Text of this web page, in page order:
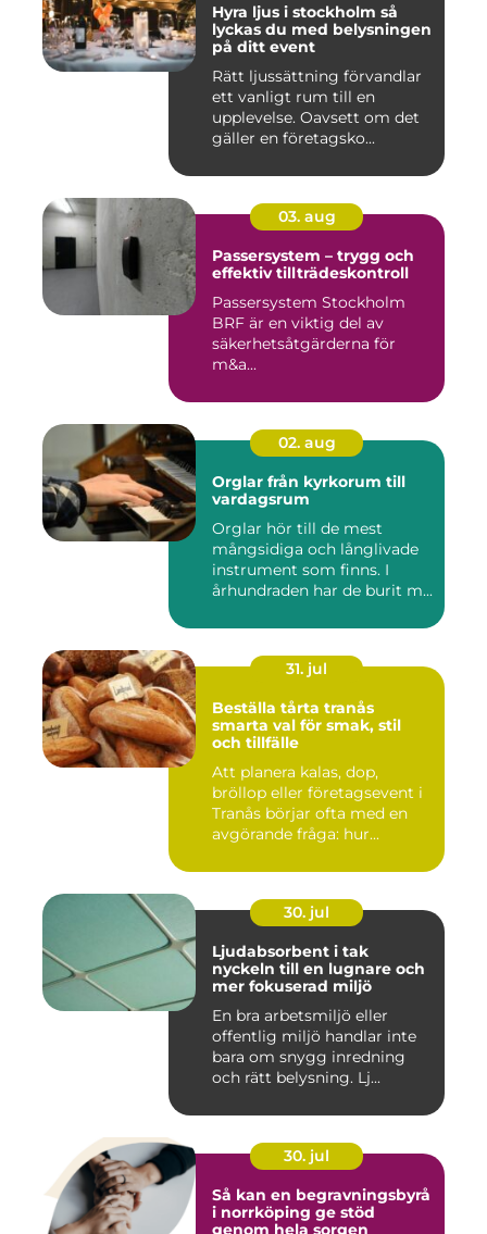
Hyra ljus i stockholm så
lyckas du med belysningen
på ditt event
Rätt ljussättning förvandlar
ett vanligt rum till en
upplevelse. Oavsett om det
gäller en företagsko...
03. aug
Passersystem – trygg och
effektiv tillträdeskontroll
Passersystem Stockholm
BRF är en viktig del av
säkerhetsåtgärderna för
m&a...
02. aug
Orglar från kyrkorum till
vardagsrum
Orglar hör till de mest
mångsidiga och långlivade
instrument som finns. I
århundraden har de burit m...
31. jul
Beställa tårta tranås
smarta val för smak, stil
och tillfälle
Att planera kalas, dop,
bröllop eller företagsevent i
Tranås börjar ofta med en
avgörande fråga: hur...
30. jul
Ljudabsorbent i tak
nyckeln till en lugnare och
mer fokuserad miljö
En bra arbetsmiljö eller
offentlig miljö handlar inte
bara om snygg inredning
och rätt belysning. Lj...
30. jul
Så kan en begravningsbyrå
i norrköping ge stöd
genom hela sorgen